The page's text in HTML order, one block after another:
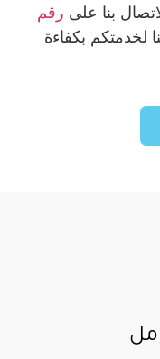
بنا على رقم
لخدمتكم بكفاءة